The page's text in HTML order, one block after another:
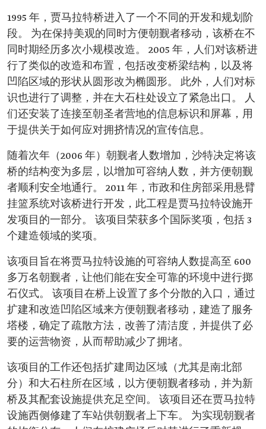
1995 年，贾马拉特桥进入了一个不同的开发和规划阶
段。 为在保持美观的同时方便朝觐者移动，该桥在不
同时期经历多次小规模改造。 2005 年，人们对该桥进
行了类似的改造和布置，包括改变桥梁结构，以及将
凹陷区域的形状从圆形改为椭圆形。 此外，人们对标
识也进行了调整，并在大石柱处设立了紧急出口。 人
们还安装了连接至朝圣者营地的信息标识和屏幕，用
于提供关于如何应对拥挤情况的宣传信息。
随着次年（2006 年）朝觐者人数增加，沙特决定将该
桥的结构变为多层，以增加可容纳人数，并方便朝觐
者顺利安全地通行。 2011 年，市政和住房部采用悬臂
挂篮系统对该桥进行开发，此工程是贾马拉特设施开
发项目的一部分。 该项目荣获多个国际奖项，包括 3
个建造领域的奖项。
该项目旨在将贾马拉特设施的可容纳人数提高至 600
多万名朝觐者，让他们能在安全可靠的环境中进行掷
石仪式。 该项目在桥上设置了多个分散的入口，通过
扩建和改造凹陷区域来方便朝觐者移动，建造了服务
塔楼，确定了疏散方法，改善了清洁度，并提供了必
要的运营物资，从而帮助减少了拥堵。
该项目的工作还包括扩建周边区域（尤其是南北部
分）和大石柱所在区域，以方便朝觐者移动，并为新
桥及其配套设施提供充足空间。 该项目还在贾马拉特
设施西侧修建了车站供朝觐者上下车。 为实现朝觐者